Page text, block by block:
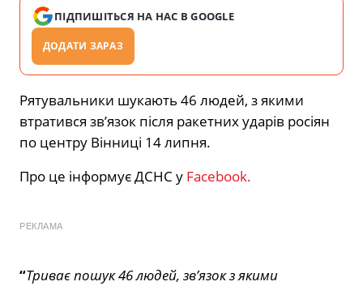
ПІДПИШІТЬСЯ НА НАС В GOOGLE
ДОДАТИ ЗАРАЗ
Рятувальники шукають 46 людей, з якими
втратився зв’язок після ракетних ударів росіян
по центру Вінниці 14 липня.
Про це інформує ДСНС у Facebook.
РЕКЛАМА
“Триває пошук 46 людей, зв’язок з якими